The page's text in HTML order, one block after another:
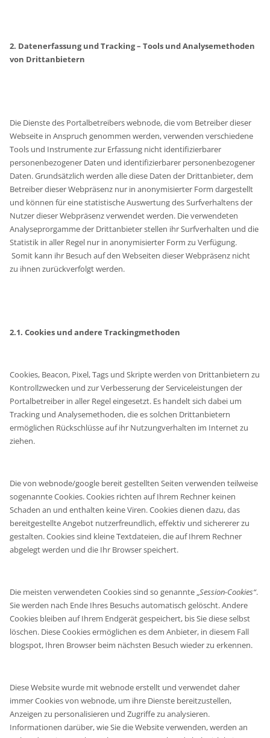
2. Datenerfassung und Tracking – Tools und Analysemethoden
von Drittanbietern
Die Dienste des Portalbetreibers webnode, die vom Betreiber dieser
Webseite in Anspruch genommen werden, verwenden verschiedene
Tools und Instrumente zur Erfassung nicht identifizierbarer
personenbezogener Daten und identifizierbarer personenbezogener
Daten. Grundsätzlich werden alle diese Daten der Drittanbieter, dem
Betreiber dieser Webpräsenz nur in anonymisierter Form dargestellt
und können für eine statistische Auswertung des Surfverhaltens der
Nutzer dieser Webpräsenz verwendet werden. Die verwendeten
Analyseprorgamme der Drittanbieter stellen ihr Surfverhalten und die
Statistik in aller Regel nur in anonymisierter Form zu Verfügung.
Somit kann ihr Besuch auf den Webseiten dieser Webpräsenz nicht
zu ihnen zurückverfolgt werden.
2.1. Cookies und andere Trackingmethoden
Cookies, Beacon, Pixel, Tags und Skripte werden von Drittanbietern zu
Kontrollzwecken und zur Verbesserung der Serviceleistungen der
Portalbetreiber in aller Regel eingesetzt. Es handelt sich dabei um
Tracking und Analysemethoden, die es solchen Drittanbietern
ermöglichen Rückschlüsse auf ihr Nutzungverhalten im Internet zu
ziehen.
Die von webnode/google bereit gestellten Seiten verwenden teilweise
sogenannte Cookies. Cookies richten auf Ihrem Rechner keinen
Schaden an und enthalten keine Viren. Cookies dienen dazu, das
bereitgestellte Angebot nutzerfreundlich, effektiv und sichererer zu
gestalten. Cookies sind kleine Textdateien, die auf Ihrem Rechner
abgelegt werden und die Ihr Browser speichert.
Die meisten verwendeten Cookies sind so genannte „Session-Cookies“.
Sie werden nach Ende Ihres Besuchs automatisch gelöscht. Andere
Cookies bleiben auf Ihrem Endgerät gespeichert, bis Sie diese selbst
löschen. Diese Cookies ermöglichen es dem Anbieter, in diesem Fall
blogspot, Ihren Browser beim nächsten Besuch wieder zu erkennen.
Diese Website wurde mit webnode erstellt und verwendet daher
immer Cookies von webnode, um ihre Dienste bereitzustellen,
Anzeigen zu personalisieren und Zugriffe zu analysieren.
Informationen darüber, wie Sie die Website verwenden, werden an